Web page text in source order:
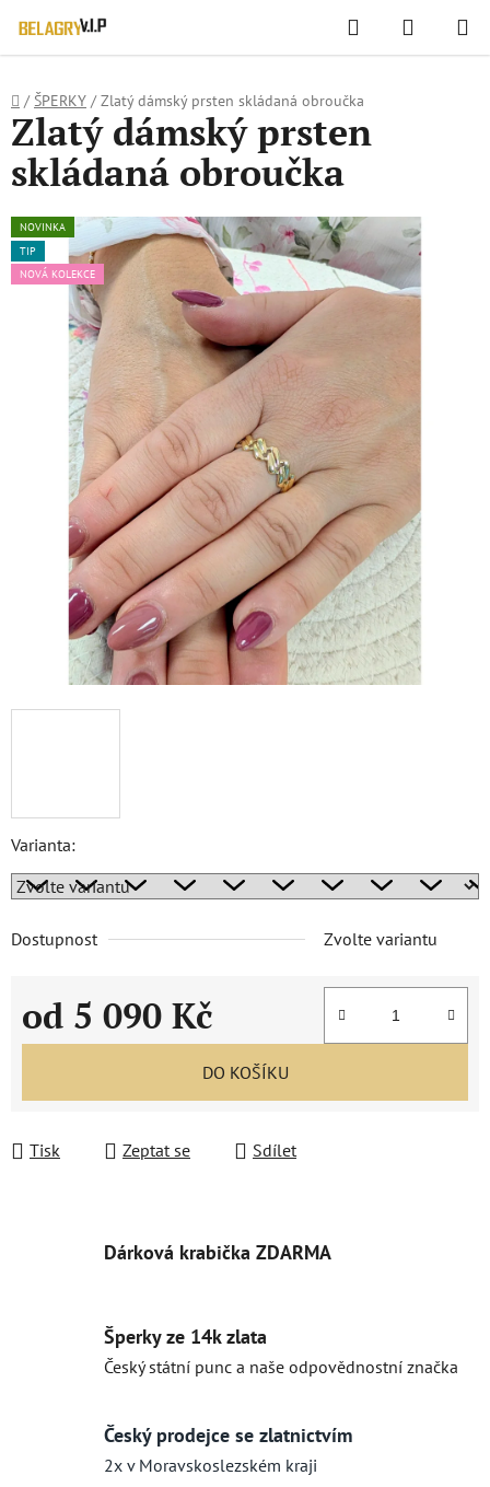
WIDGET HODNOCENÍ OBCHODU
Přejít
na
Hledat
KOŠÍK
Domů
/ ŠPERKY / Zlatý dámský prsten skládaná obroučka
Varianta:
Dostupnost Zvolte variantu
od 5 090 Kč
Měrná cena:
DO KOŠÍKU
Tisk Zeptat se Sdílet
Zlatý dámský prsten
skládaná obroučka
NOVINKA
TIP
NOVÁ KOLEKCE
Dárková krabička ZDARMA
Šperky ze 14k zlata
Český státní punc a naše odpovědnostní značka
Český prodejce se zlatnictvím
2x v Moravskoslezském kraji